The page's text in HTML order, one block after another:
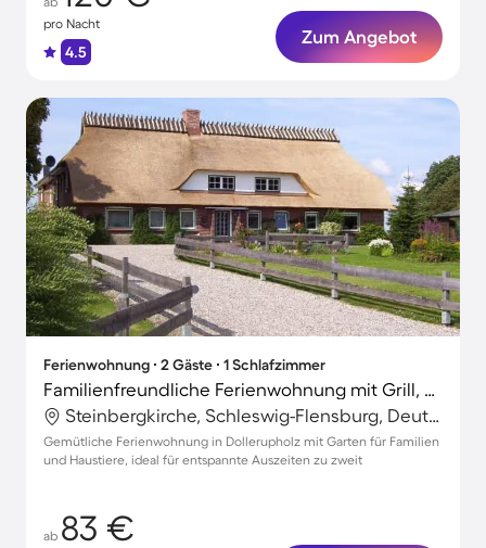
pro Nacht
4.5
Zum Angebot
Ferienwohnung ∙ 2 Gäste ∙ 1 Schlafzimmer
Familienfreundliche Ferienwohnung mit Grill, Garten und Terrasse | Hunde erlaubt
Steinbergkirche, Schleswig-Flensburg, Deutschland
Gemütliche Ferienwohnung in Dollerupholz mit Garten für Familien
und Haustiere, ideal für entspannte Auszeiten zu zweit
ab 83 €